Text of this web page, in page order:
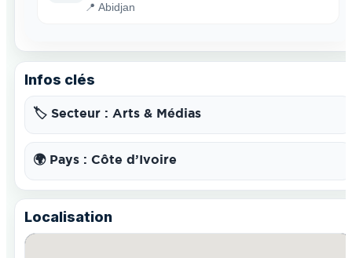
📍 Abidjan
Infos clés
🏷️ Secteur : Arts & Médias
🌍 Pays : Côte d’Ivoire
Localisation